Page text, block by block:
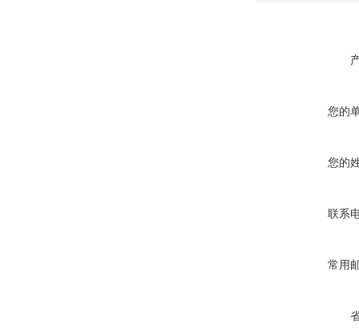
您的
您的
联系
常用